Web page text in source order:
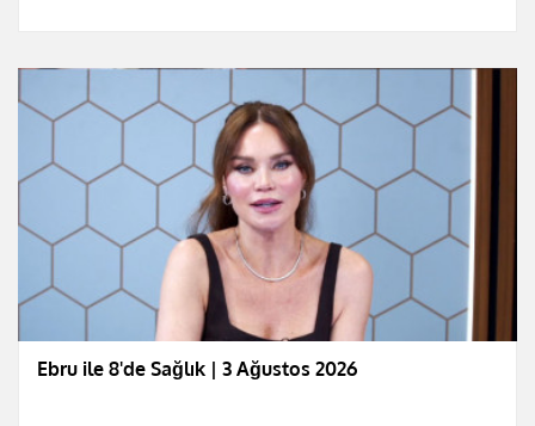
Ebru ile 8'de Sağlık | 3 Ağustos 2026